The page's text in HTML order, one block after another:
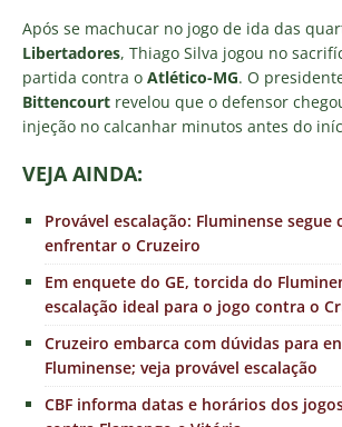
Após se machucar no jogo de ida das
Libertadores, Thiago Silva jogou no
partida contra o Atlético-MG. O
Bittencourt revelou que o defensor
injeção no calcanhar minutos antes do
VEJA AINDA:
Provável escalação: Fluminense segue
enfrentar o Cruzeiro
Em enquete do GE, torcida do
escalação ideal para o jogo contra o
Cruzeiro embarca com dúvidas para
Fluminense; veja provável escalação
CBF informa datas e horários dos